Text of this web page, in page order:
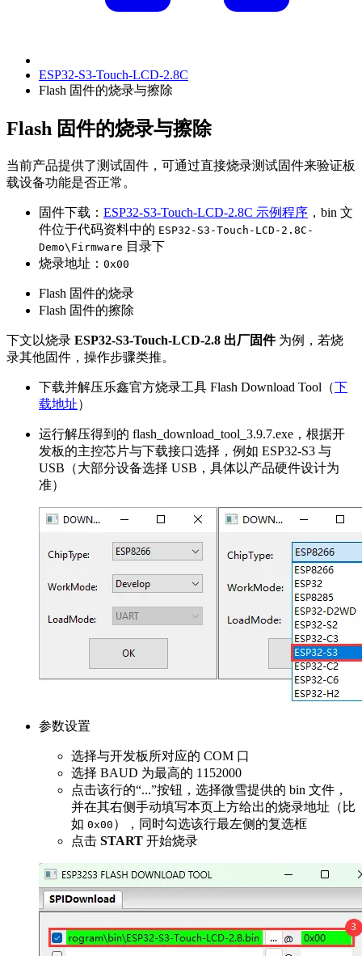
ESP32-S3-Touch-LCD-2.8C
Flash 固件的烧录与擦除
Flash 固件的烧录与擦除
当前产品提供了测试固件，可通过直接烧录测试固件来验证板
载设备功能是否正常。
固件下载： ESP32-S3-Touch-LCD-2.8C 示例程序 ，bin 文
件位于代码资料中的 ESP32-S3-Touch-LCD-2.8C-
Demo\Firmware 目录下
烧录地址： 0x00
Flash 固件的烧录
Flash 固件的擦除
下文以烧录 ESP32-S3-Touch-LCD-2.8 出厂固件为例，若烧
录其他固件，操作步骤类推。
下载并解压乐鑫官方烧录工具 Flash Download Tool（下
载地址）
运行解压得到的 flash_download_tool_3.9.7.exe，根据开
发板的主控芯片与下载接口选择，例如 ESP32-S3 与
USB（大部分设备选择 USB，具体以产品硬件设计为
准）
参数设置
选择与开发板所对应的 COM 口
选择 BAUD 为最高的 1152000
点击该行的“...”按钮，选择微雪提供的 bin 文件，
并在其右侧手动填写本页上方给出的烧录地址（比
如 0x00 ），同时勾选该行最左侧的复选框
点击 START 开始烧录